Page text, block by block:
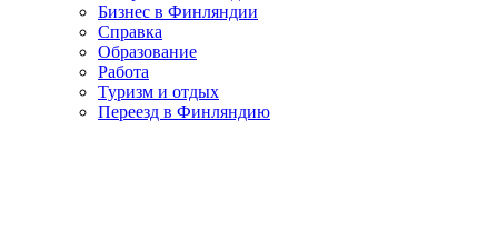
Бизнес в Финляндии
Справка
Образование
Работа
Туризм и отдых
Переезд в Финляндию